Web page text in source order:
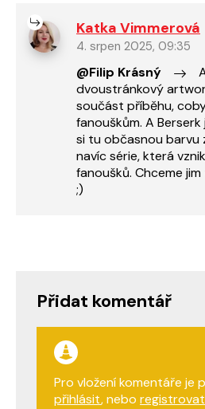
Katka Vimmerová
4. srpen 2025, 09:35
@Filip Krásný
dvoustránkový
součást příběhu,
fanouškům. A
si tu občasnou barvu
navíc série, která
fanoušků. Chceme
;)
Přidat komentář
Pro vložení komentáře je
přihlásit, nebo registrovat